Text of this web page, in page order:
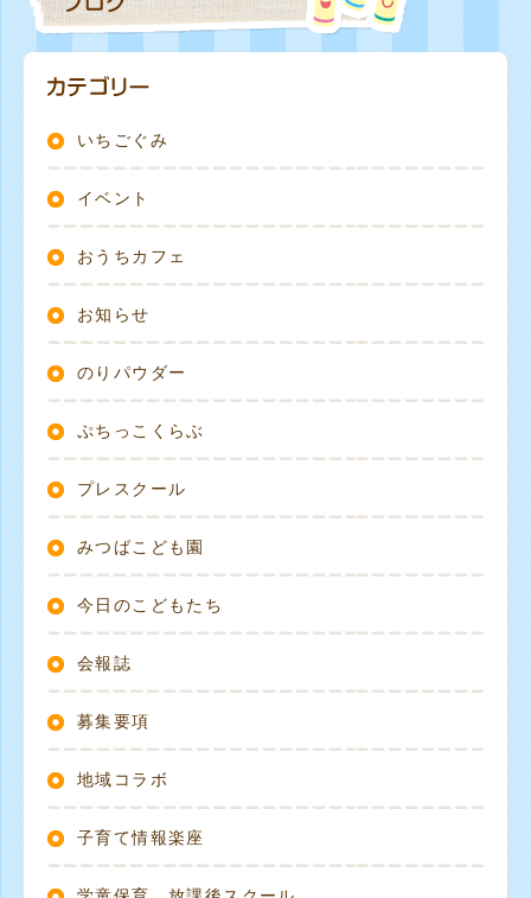
いちごぐみ
イベント
おうちカフェ
お知らせ
のりパウダー
ぷちっこくらぶ
プレスクール
みつばこども園
今日のこどもたち
会報誌
募集要項
地域コラボ
子育て情報楽座